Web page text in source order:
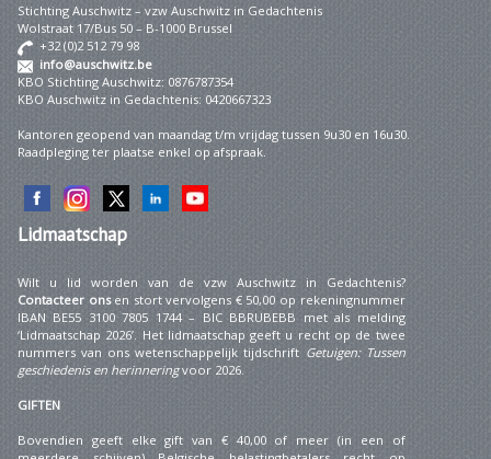
Stichting Auschwitz – vzw Auschwitz in Gedachtenis
Wolstraat 17/Bus 50 – B-1000 Brussel
+32 (0)2 512 79 98
info@auschwitz.be
KBO Stichting Auschwitz: 0876787354
KBO Auschwitz in Gedachtenis: 0420667323
Kantoren geopend van maandag t/m vrijdag tussen 9u30 en 16u30.
Raadpleging ter plaatse enkel op afspraak.
Lidmaatschap
Wilt u lid worden van de vzw Auschwitz in Gedachtenis?
Contacteer onsen stort vervolgens € 50,00 op rekeningnummer
IBAN BE55 3100 7805 1744 – BIC BBRUBEBB met als melding
‘Lidmaatschap 2026’. Het lidmaatschap geeft u recht op de twee
nummers van ons wetenschappelijk tijdschrift Getuigen: Tussen
geschiedenis en herinneringvoor 2026.
GIFTEN
Bovendien geeft elke gift van € 40,00 of meer (in een of